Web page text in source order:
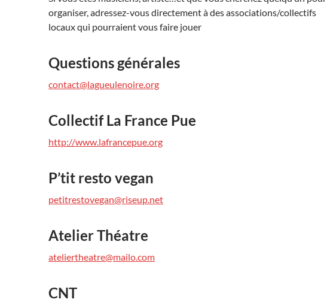
organiser, adressez-vous directement à des associations/collectifs
locaux qui pourraient vous faire jouer
Questions générales
contact@lagueulenoire.org
Collectif La France Pue
http://www.lafrancepue.org
P’tit resto vegan
petitrestovegan@riseup.net
Atelier Théatre
ateliertheatre@mailo.com
CNT